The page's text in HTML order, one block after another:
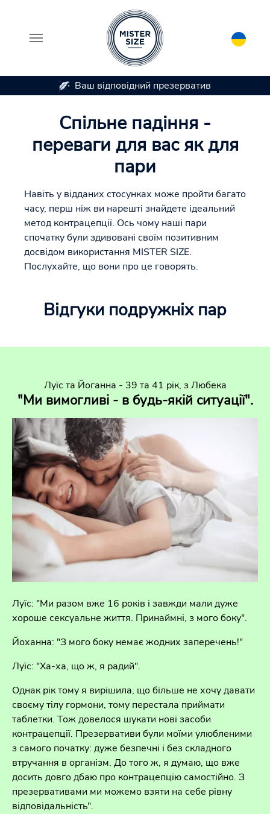
Презервативи доступні в 7 розмірах
Спільне падіння -
переваги для вас як для
пари
Навіть у відданих стосунках може пройти багато
часу, перш ніж ви нарешті знайдете ідеальний
метод контрацепції. Ось чому наші пари
спочатку були здивовані своїм позитивним
досвідом використання MISTER SIZE.
Послухайте, що вони про це говорять.
Відгуки подружніх пар
Луїс та Йоганна - 39 та 41 рік, з Любека
"Ми вимогливі - в будь-якій ситуації".
Луїс: "Ми разом вже 16 років і завжди мали дуже
хороше сексуальне життя. Принаймні, з мого боку".
Йоханна: "З мого боку немає жодних заперечень!"
Луїс: "Ха-ха, що ж, я радий".
Однак рік тому я вирішила, що більше не хочу давати
своєму тілу гормони, тому перестала приймати
таблетки. Тож довелося шукати нові засоби
контрацепції. Презервативи були моїми улюбленими
з самого початку: дуже безпечні і без складного
втручання в організм. До того ж, я думаю, що вже
досить довго дбаю про контрацепцію самостійно. З
презервативами ми можемо взяти на себе рівну
відповідальність".